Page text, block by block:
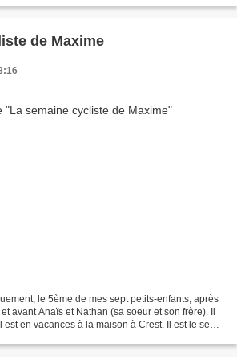
de Maxime
le 5ème de mes sept petits-enfants, après
avant Anaïs et Nathan (sa soeur et son frère). Il
en vacances à la maison à Crest. Il est le seul